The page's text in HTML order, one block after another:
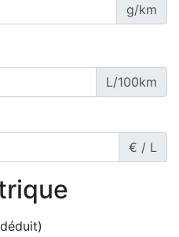
g/km
L/100km
€ / L